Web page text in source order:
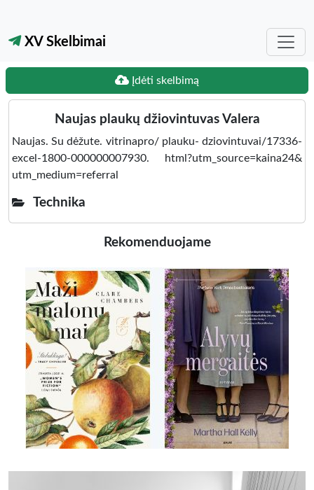
XV Skelbimai
Įdėti skelbimą
Naujas plaukų džiovintuvas Valera
Naujas. Su dėžute. vitrinapro/ plauku- dziovintuvai/17336-
excel-1800-000000007930. html?utm_source=kaina24&
utm_medium=referral
Technika
Rekomenduojame